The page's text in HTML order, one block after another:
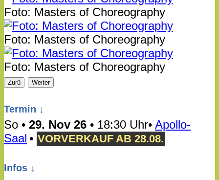
Foto: Masters of Choreography
Foto: Masters of Choreography
Foto: Masters of Choreography
Zurü Weiter
Termin ↓
So • 29. Nov 26 • 18:30 Uhr• Apollo-
Saal • VOR­VERKAUF AB 28.08.
Infos ↓